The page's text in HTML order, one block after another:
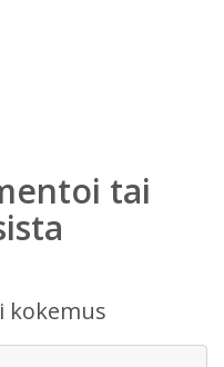
tai
kokemus